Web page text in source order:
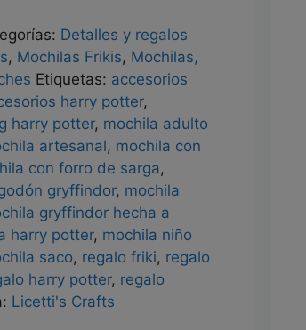
Detalles y regalos
, Mochilas Frikis, Mochilas,
Etiquetas: accesorios
harry potter,
harry potter, mochila adulto
artesanal, mochila con
con forro de sarga,
gryffindor, mochila
gryffindor hecha a
harry potter, mochila niño
saco, regalo friki, regalo
harry potter, regalo
Licetti's Crafts